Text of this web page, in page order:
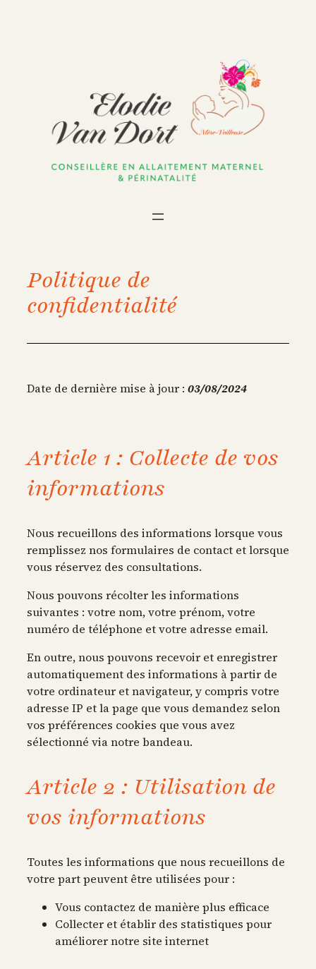
Politique de
confidentialité
Date de dernière mise à jour : 03/08/2024
Article 1 : Collecte de vos
informations
Nous recueillons des informations lorsque vous
remplissez nos formulaires de contact et lorsque
vous réservez des consultations.
Nous pouvons récolter les informations
suivantes : votre nom, votre prénom, votre
numéro de téléphone et votre adresse email.
En outre, nous pouvons recevoir et enregistrer
automatiquement des informations à partir de
votre ordinateur et navigateur, y compris votre
adresse IP et la page que vous demandez selon
vos préférences cookies que vous avez
sélectionné via notre bandeau.
Article 2 : Utilisation de
vos informations
Toutes les informations que nous recueillons de
votre part peuvent être utilisées pour :
Vous contactez de manière plus efficace
Collecter et établir des statistiques pour
améliorer notre site internet